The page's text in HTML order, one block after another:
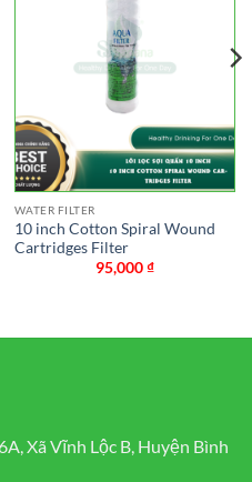
WATER FILTER
10 inch Cotton Spiral Wound
Cartridges Filter
95,000₫
Xã Vĩnh Lộc B, Huyện Bình